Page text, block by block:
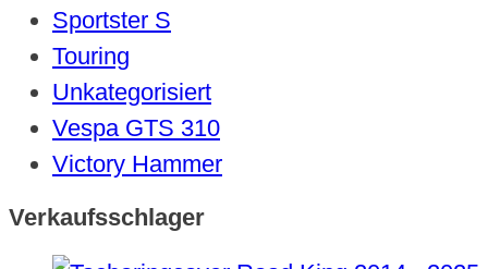
Sportster S
Touring
Unkategorisiert
Vespa GTS 310
Victory Hammer
Verkaufsschlager